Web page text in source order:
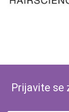
Prijavite se